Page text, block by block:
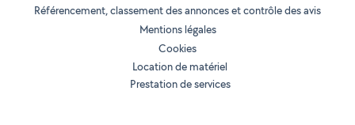
Référencement, classement des annonces et contrôle des avis
Mentions légales
Cookies
Location de matériel
Prestation de services